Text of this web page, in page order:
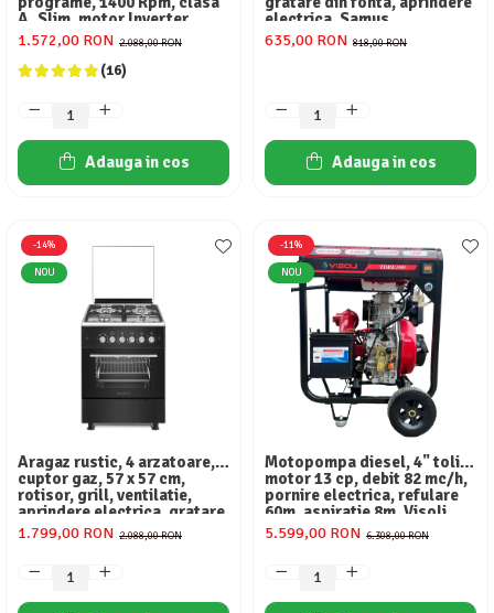
A, Slim, motor Inverter,
Samus WSLI-91442.088,00 RON
1.572,00 RON
(16)
Adauga in cos
electrica, Samus
818,00 RON
635,00 RON
Adauga in cos
-14%
NOU
Aragaz rustic, 4 arzatoare,
cuptor gaz, 57 x 57 cm,
rotisor, grill, ventilatie,
aprindere electrica, gratare
fonta, negru + plita inox,
Studio Casa Marco
2.088,00 RON
1.799,00 RON
-11%
NOU
Motopompa diesel, 4" toli,
motor 13 cp, debit 82 mc/h,
pornire electrica, refulare
60m, aspiratie 8m, Visoli
6.308,00 RON
5.599,00 RON